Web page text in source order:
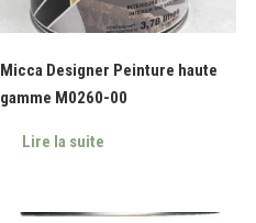
Micca Designer Peinture haute
gamme M0260-00
Lire la suite